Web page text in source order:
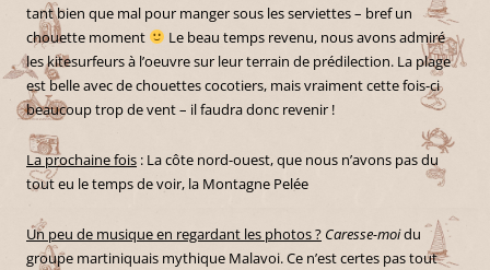
tant bien que mal pour manger sous les serviettes – bref un
chouette moment
Le beau temps revenu, nous avons admiré
les kitesurfeurs à l’oeuvre sur leur terrain de prédilection. La plage
est belle avec de chouettes cocotiers, mais vraiment cette fois-ci
beaucoup trop de vent – il faudra donc revenir !
La prochaine fois : La côte nord-ouest, que nous n’avons pas du
tout eu le temps de voir, la Montagne Pelée
Un peu de musique en regardant les photos ? Caresse-moidu
groupe martiniquais mythique Malavoi. Ce n’est certes pas tout